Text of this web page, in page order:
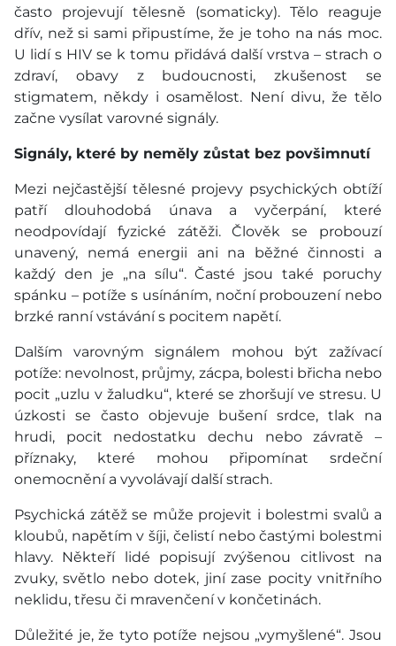
často projevují tělesně (somaticky). Tělo reaguje
dřív, než si sami připustíme, že je toho na nás moc.
U lidí s HIV se k tomu přidává další vrstva – strach o
zdraví, obavy z budoucnosti, zkušenost se
stigmatem, někdy i osamělost. Není divu, že tělo
začne vysílat varovné signály.
Signály, které by neměly zůstat bez povšimnutí
Mezi nejčastější tělesné projevy psychických obtíží
patří dlouhodobá únava a vyčerpání, které
neodpovídají fyzické zátěži. Člověk se probouzí
unavený, nemá energii ani na běžné činnosti a
každý den je „na sílu“. Časté jsou také poruchy
spánku – potíže s usínáním, noční probouzení nebo
brzké ranní vstávání s pocitem napětí.
Dalším varovným signálem mohou být zažívací
potíže: nevolnost, průjmy, zácpa, bolesti břicha nebo
pocit „uzlu v žaludku“, které se zhoršují ve stresu. U
úzkosti se často objevuje bušení srdce, tlak na
hrudi, pocit nedostatku dechu nebo závratě –
příznaky, které mohou připomínat srdeční
onemocnění a vyvolávají další strach.
Psychická zátěž se může projevit i bolestmi svalů a
kloubů, napětím v šíji, čelistí nebo častými bolestmi
hlavy. Někteří lidé popisují zvýšenou citlivost na
zvuky, světlo nebo dotek, jiní zase pocity vnitřního
neklidu, třesu či mravenčení v končetinách.
Důležité je, že tyto potíže nejsou „vymyšlené“. Jsou